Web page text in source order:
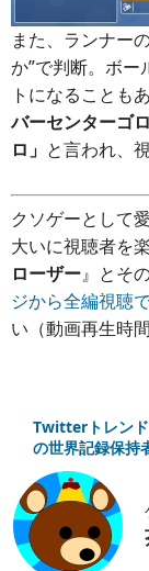
また、ランナー
か”で判断。ボー
トになることも
バーセンターゴロ
ロ」 と言われ、
クソゲーとして
大いに視聴者を
ローザー』とそ
ジから全編視聴
い（動画再生時
Twitterトレンド
の世界記録保持